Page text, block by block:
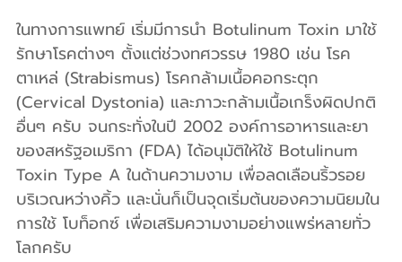
ในทางการแพทย์ เริ่มมีการนำ Botulinum Toxin มาใช้
รักษาโรคต่างๆ ตั้งแต่ช่วงทศวรรษ 1980 เช่น โรค
ตาเหล่ (Strabismus) โรคกล้ามเนื้อคอกระตุก
(Cervical Dystonia) และภาวะกล้ามเนื้อเกร็งผิดปกติ
อื่นๆ ครับ จนกระทั่งในปี 2002 องค์การอาหารและยา
ของสหรัฐอเมริกา (FDA) ได้อนุมัติให้ใช้ Botulinum
Toxin Type A ในด้านความงาม เพื่อลดเลือนริ้วรอย
บริเวณหว่างคิ้ว และนั่นก็เป็นจุดเริ่มต้นของความนิยมใน
การใช้ โบท็อกซ์ เพื่อเสริมความงามอย่างแพร่หลายทั่ว
โลกครับ